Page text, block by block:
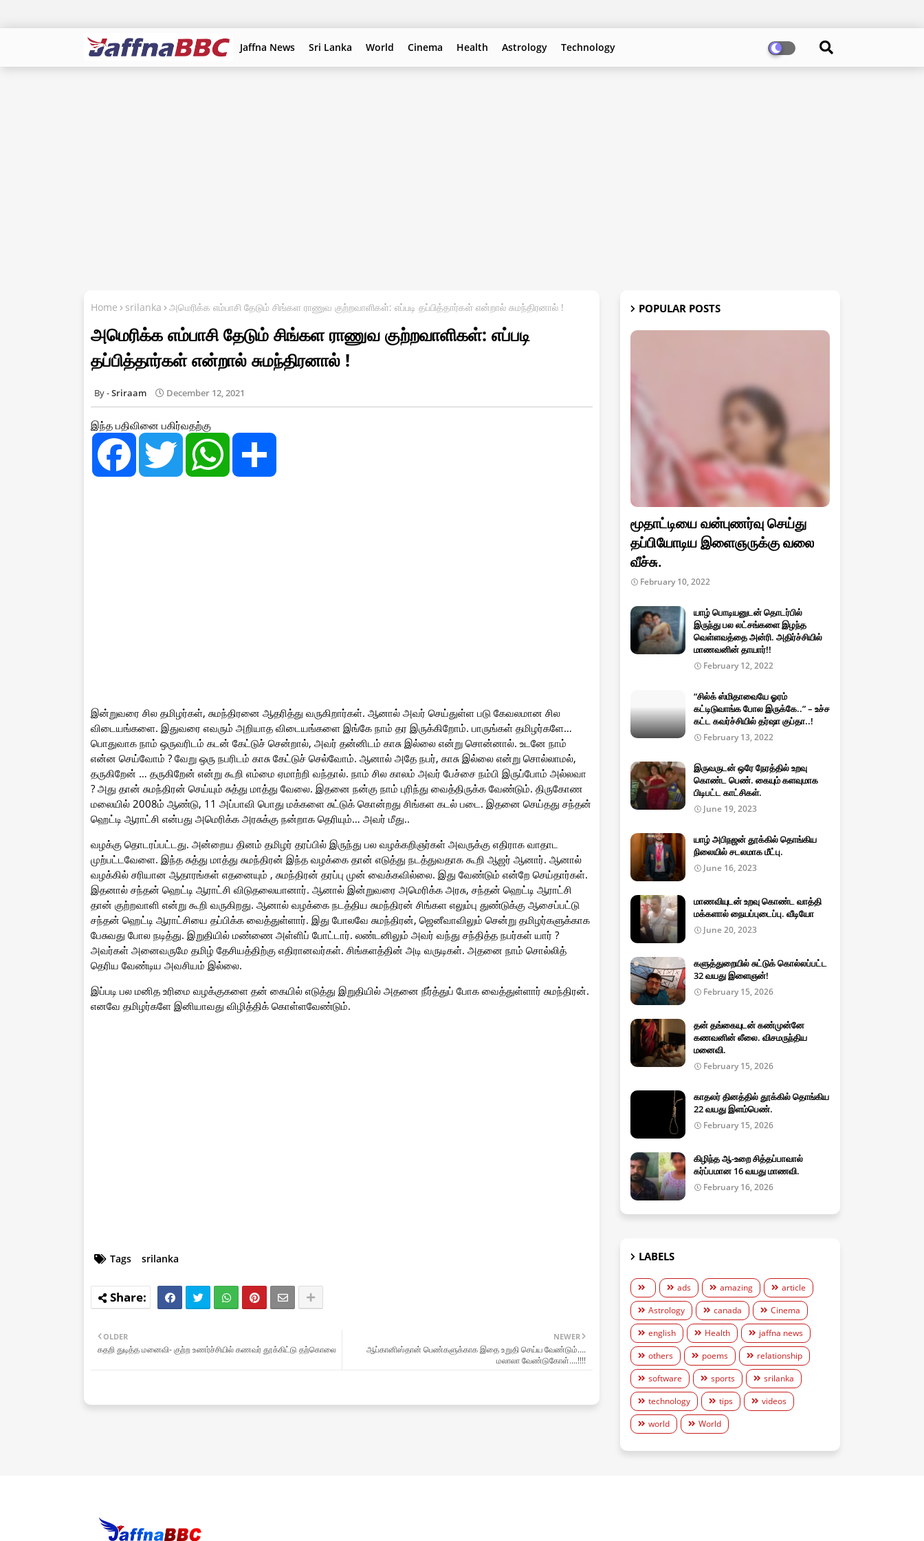
Jaffna News Sri Lanka World Cinema Health Astrology Technology
Home srilanka அமெரிக்க எம்பாசி தேடும் சிங்கள ராணுவ குற்றவாளிகள்: எப்படி தப்பித்தார்கள் என்றால் சுமந்திரனால் !
அமெரிக்க எம்பாசி தேடும் சிங்கள ராணுவ குற்றவாளிகள்: எப்படி
தப்பித்தார்கள் என்றால் சுமந்திரனால் !
Sriraam December 12, 2021
இந்த பதிவினை பகிர்வதற்கு
F
e
T
t
W
t
இன்றுவரை சில தமிழர்கள், சுமந்திரனை ஆதரித்து வருகிறார்கள். ஆனால் அவர் செய்துள்ள படு கேவலமான சில
விடையங்களை. இதுவரை எவரும் அறியாத விடையங்களை இங்கே நாம் தர இருக்கிறோம். பாருங்கள் தமிழர்களே…
பொதுவாக நாம் ஒருவரிடம் கடன் கேட்டுச் சென்றால், அவர் தன்னிடம் காசு இல்லை என்று சொன்னால். உடனே நாம்
என்ன செய்வோம் ? வேறு ஒரு நபரிடம் காசு கேட்டுச் செல்வோம். ஆனால் அதே நபர், காசு இல்லை என்று சொல்லாமல்,
தருகிறேன் … தருகிறேன் என்று கூறி எம்மை ஏமாற்றி வந்தால். நாம் சில காலம் அவர் பேச்சை நம்பி இருப்போம் அல்லவா
? அது தான் சுமந்திரன் செய்யும் சுத்து மாத்து வேலை. இதனை நன்கு நாம் புரிந்து வைத்திருக்க வேண்டும். திருகோண
மலையில் 2008ம் ஆண்டு, 11 அப்பாவி பொது மக்களை சுட்டுக் கொன்றது சிங்கள கடல் படை. இதனை செய்தது சந்தன்
ஹெட்டி ஆராட்சி என்பது அமெரிக்க அரசுக்கு நன்றாக தெரியும்… அவர் மீது..
வழக்கு தொடரப்பட்டது. அன்றைய தினம் தமிழர் தரப்பில் இருந்து பல வழக்கறிஞர்கள் அவருக்கு எதிராக வாதாட
முற்பட்டவேளை. இந்த சுத்து மாத்து சுமந்திரன் இந்த வழக்கை தான் எடுத்து நடத்துவதாக கூறி ஆஜர் ஆனார். ஆனால்
வழக்கில் சரியான ஆதாரங்கள் எதனையும் , சுமந்திரன் தரப்பு முன் வைக்கவில்லை. இது வேண்டும் என்றே செய்தார்கள்.
இதனால் சந்தன் ஹெட்டி ஆராட்சி விடுதலையானார். ஆனால் இன்றுவரை அமெரிக்க அரசு, சந்தன் ஹெட்டி ஆராட்சி
தான் குற்றவாளி என்று கூறி வருகிறது. ஆனால் வழக்கை நடத்திய சுமந்திரன் சிங்கள எலும்பு துண்டுக்கு ஆசைப்பட்டு
சந்தன் ஹெட்டி ஆராட்சியை தப்பிக்க வைத்துள்ளார். இது போலவே சுமந்திரன், ஜெனீவாவிலும் சென்று தமிழர்களுக்காக
பேசுவது போல நடித்து. இறுதியில் மண்ணை அள்ளிப் போட்டார். லண்டனிலும் அவர் வந்து சந்தித்த நபர்கள் யார் ?
அவர்கள் அனைவருமே தமிழ் தேசியத்திற்கு எதிரானவர்கள். சிங்களத்தின் அடி வருடிகள். அதனை நாம் சொல்லித்
தெரிய வேண்டிய அவசியம் இல்லை.
இப்படி பல மனித உரிமை வழக்குகளை தன் கையில் எடுத்து இறுதியில் அதனை நீர்த்துப் போக வைத்துள்ளார் சுமந்திரன்.
எனவே தமிழர்களே இனியாவது விழித்திக் கொள்ளவேண்டும்.
Tags srilanka
NEWER
ஆப்கானிஸ்தான் பெண்களுக்காக இதை உறுதி செய்ய வேண்டும்….
மலாலா வேண்டுகோள்….!!!!
OLDER
கதறி துடித்த மனைவி- குற்ற உணர்ச்சியில் கணவர் தூக்கிட்டு தற்கொலை
POPULAR POSTS
மூதாட்டியை வன்புணர்வு செய்து
தப்பியோடிய இளைஞருக்கு வலை
வீச்சு.
February 10, 2022
யாழ் பொடியனுடன் தொடர்பில்
இருந்து பல லட்சங்களை இழந்த
வெள்ளவத்தை அன்ரி. அதிர்ச்சியில்
மாணவனின் தாயார்!!
February 12, 2022
“சில்க் ஸ்மிதாவையே ஓரம்
கட்டிடுவாங்க போல இருக்கே..” – உச்ச
கட்ட கவர்ச்சியில் தர்ஷா குப்தா..!
February 13, 2022
இருவருடன் ஒரே நேரத்தில் உறவு
கொண்ட பெண். கையும் களவுமாக
பிடிபட்ட காட்சிகள்.
June 19, 2023
யாழ் அபிநஜன் தூக்கில் தொங்கிய
நிலையில் சடலமாக மீட்பு.
June 16, 2023
மாணவியுடன் உறவு கொண்ட வாத்தி
மக்களால் நையப்புடைப்பு. வீடியோ
June 20, 2023
களுத்துறையில் சுட்டுக் கொல்லப்பட்ட
32 வயது இளைஞன்!
February 15, 2026
தன் தங்கையுடன் கண்முன்னே
கணவனின் லீலை. விசமருந்திய
மனைவி.
February 15, 2026
காதலர் தினத்தில் தூக்கில் தொங்கிய
22 வயது இளம்பெண்.
February 15, 2026
கிழிந்த ஆ-உறை சித்தப்பாவால்
கர்ப்பமான 16 வயது மாணவி.
February 16, 2026
LABELS
ads amazing
article
Astrology
canada
Cinema
english
Health
jaffna news
others
poems
relationship
software
sports
srilanka
technology
tips
videos
world
World